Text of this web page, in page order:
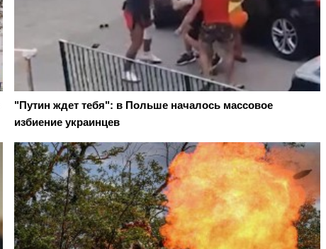
"Путин ждет тебя": в Польше началось массовое
избиение украинцев